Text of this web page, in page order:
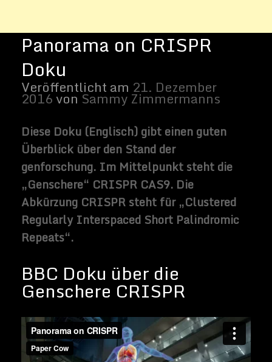
BBC Doku über die
Genschere CRISPR
Dank der Forschungsarbeit von de beiden
BiologenEmmanuelle Charpentierund
Jennifer Doudnaverstehen
Wissenschaftler wie der
Genscherenmechanismus funktioniert.
In naher Zukunft können wir unsere DNA
Gendefekte und nachteilige Merkmale
elimenieren. Die Heilung sämtlicher
altersbedingter Krankheiten steht in den
einem weiteren evolutionären Sprung, aber
die breite Masse bekommt davon noch
nichts mit.